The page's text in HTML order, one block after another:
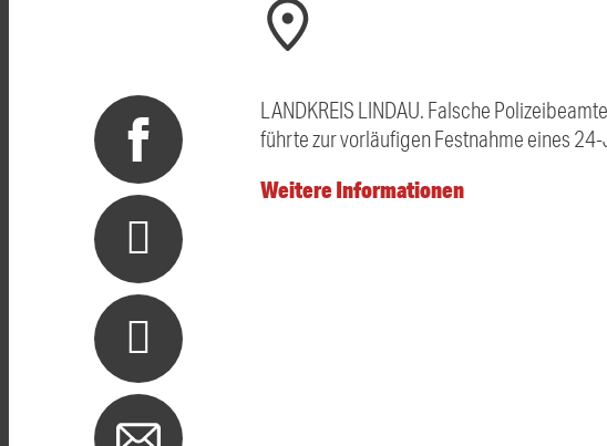
LANDKREIS LINDAU. Falsche
führte zur vorläufigen Festnahme eines
Weitere Informationen